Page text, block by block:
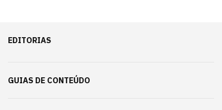
EDITORIAS
GUIAS DE CONTEÚDO